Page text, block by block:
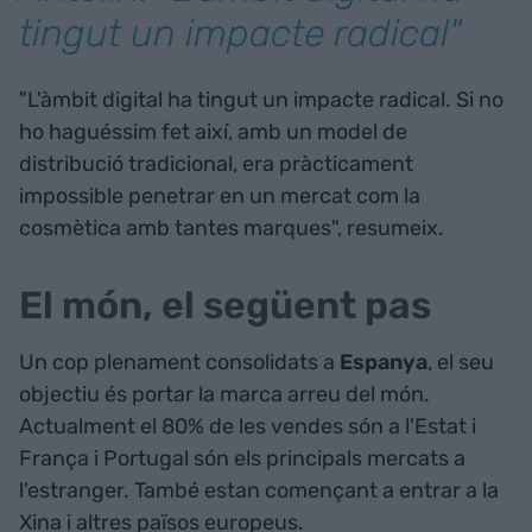
tingut un impacte radical"
"L'àmbit digital ha tingut un impacte radical. Si no
ho haguéssim fet així, amb un model de
distribució tradicional, era pràcticament
impossible penetrar en un mercat com la
cosmètica amb tantes marques", resumeix.
El món, el següent pas
Un cop plenament consolidats a Espanya, el seu
objectiu és portar la marca arreu del món.
Actualment el 80% de les vendes són a l'Estat i
França i Portugal són els principals mercats a
l'estranger. També estan començant a entrar a la
Xina i altres països europeus.